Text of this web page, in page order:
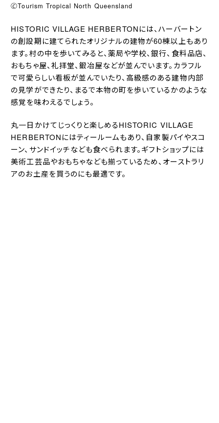
🄫Tourism Tropical North Queensland
HISTORIC VILLAGE HERBERTONには、ハーバートン
の創設期に建てられたオリジナルの建物が60棟以上もあり
ます。村の中を歩いてみると、薬局や学校、銀行、食料品店、
おもちゃ屋、礼拝堂、鍛冶屋などが並んでいます。カラフル
で可愛らしい看板が並んでいたり、高級感のある建物内部
の見学ができたり、まるで本物の町を歩いているかのような
感覚を味わえるでしょう。
丸一日かけてじっくりと楽しめるHISTORIC VILLAGE
HERBERTONにはティールームもあり、自家製パイやスコ
ーン、サンドイッチなども食べられます。ギフトショップには
美術工芸品やおもちゃなども揃っているため、オーストラリ
アのお土産を買うのにも最適です。